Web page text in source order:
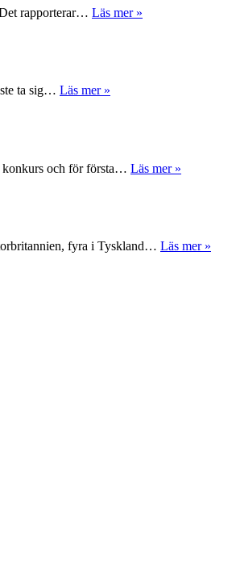
rapporterar… Läs mer »
ta sig… Läs mer »
konkurs och för första… Läs mer »
fyra i Tyskland… Läs mer »